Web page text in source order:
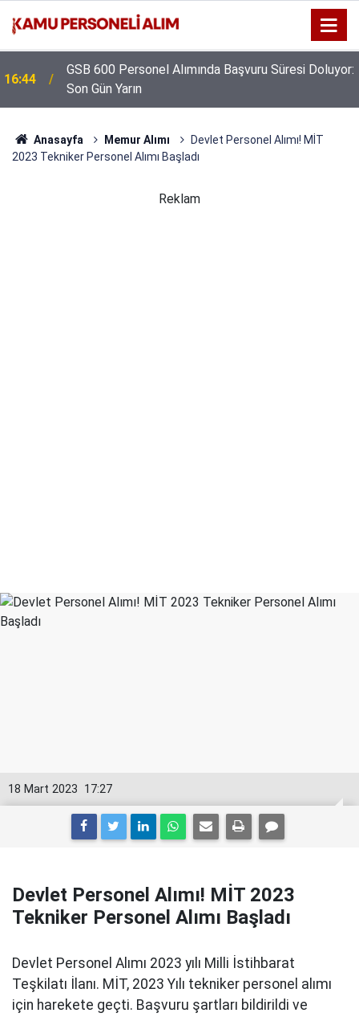
16:44
GSB 600 Personel Alımında Başvuru Süresi Doluyor:
Son Gün Yarın
Anasayfa Memur Alımı
Devlet Personel Alımı! MİT
2023 Tekniker Personel Alımı Başladı
Reklam
17:27
18 Mart 2023
Devlet Personel Alımı! MİT 2023
Tekniker Personel Alımı Başladı
Devlet Personel Alımı 2023 yılı Milli İstihbarat
Teşkilatı İlanı. MİT, 2023 Yılı tekniker personel alımı
için harekete geçti. Başvuru şartları bildirildi ve